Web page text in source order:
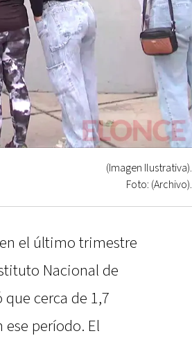
(Imagen Ilustrativa).
Foto: (Archivo).
el último trimestre
Nacional de
cerca de 1,7
período. El